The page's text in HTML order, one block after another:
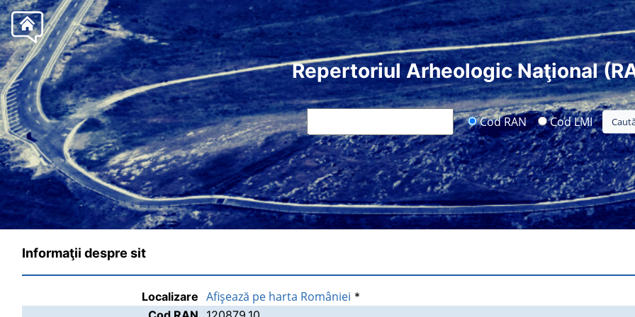
Repertoriul Arheologic Naţional
Cod RAN Cod LMI
Informaţii despre sit
Localizare Afişează pe harta României *